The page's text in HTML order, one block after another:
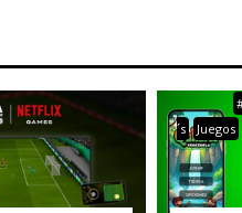
´s
Juegos